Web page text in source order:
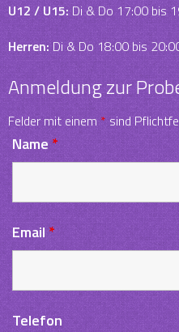
U12 / U15:Di & Do 17:00 bis
Herren:Di & Do 18:00 bis
Anmeldung zur
Felder mit einem * sind
Name*
Email*
Telefon